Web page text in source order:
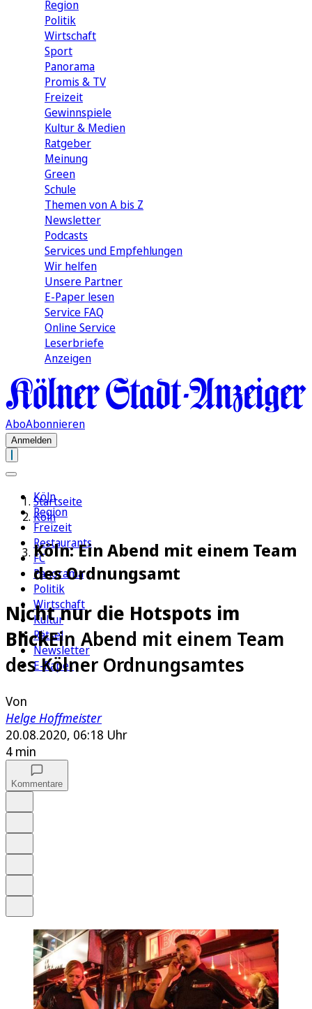
Region
Politik
Wirtschaft
Sport
Panorama
Promis & TV
Freizeit
Gewinnspiele
Kultur & Medien
Ratgeber
Meinung
Green
Schule
Themen von A bis Z
Newsletter
Podcasts
Services und Empfehlungen
Wir helfen
Unsere Partner
E-Paper lesen
Service FAQ
Online Service
Leserbriefe
Anzeigen
AboAbonnieren
Anmelden
Köln
Region
Freizeit
Restaurants
FC
Panorama
Politik
Wirtschaft
Kultur
Rätsel
Newsletter
E-Paper
Startseite
Köln
Köln: Ein Abend mit einem Team
des Ordnungsamt
Nicht nur die Hotspots im
BlickEin Abend mit einem Team
des Kölner Ordnungsamtes
Von
Helge Hoffmeister
20.08.2020, 06:18 Uhr
4 min
Kommentare